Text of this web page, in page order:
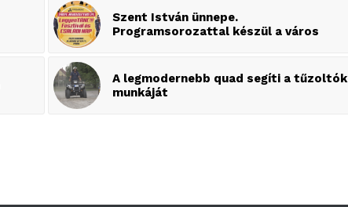
Szent István ünnepe.
Programsorozattal készül a város
A legmodernebb quad segíti a tűzoltók
munkáját